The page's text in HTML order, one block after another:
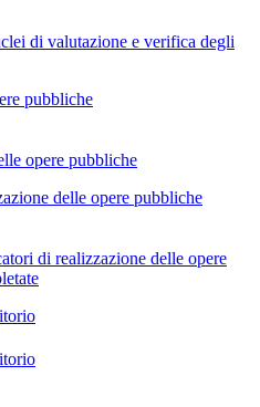
di valutazione e verifica degli
pubbliche
opere pubbliche
delle opere pubbliche
di realizzazione delle opere